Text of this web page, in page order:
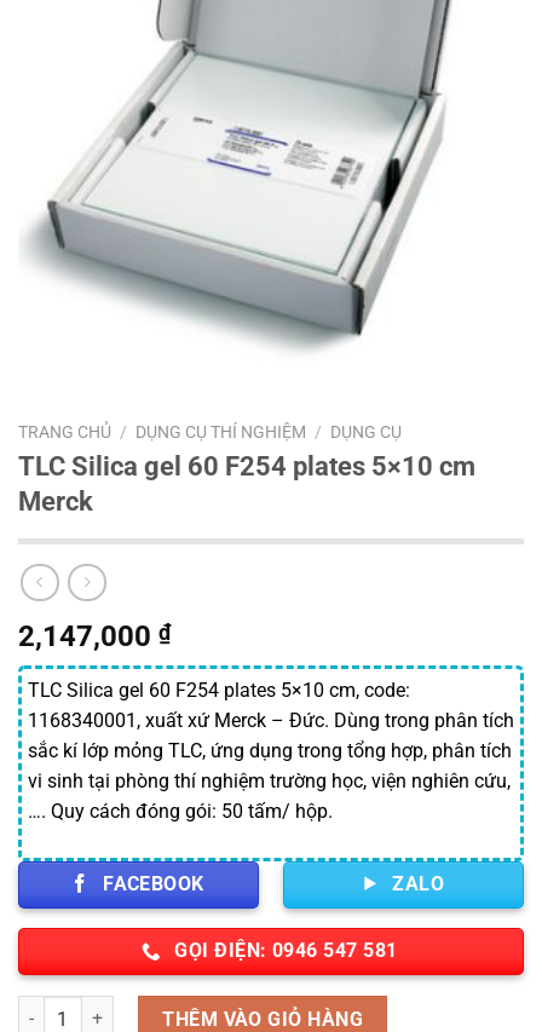
TRANG CHỦ / DỤNG CỤ THÍ NGHIỆM / DỤNG CỤ
TLC Silica gel 60 F254 plates 5×10 cm
Merck
2,147,000 ₫
TLC Silica gel 60 F254 plates 5×10 cm, code:
1168340001, xuất xứ Merck – Đức. Dùng trong phân tích
sắc kí lớp mỏng TLC, ứng dụng trong tổng hợp, phân tích
vi sinh tại phòng thí nghiệm trường học, viện nghiên cứu,
…. Quy cách đóng gói: 50 tấm/ hộp.
FACEBOOK ZALO
GỌI ĐIỆN: 0946 547 581
Số lượng THÊM VÀO GIỎ HÀNG